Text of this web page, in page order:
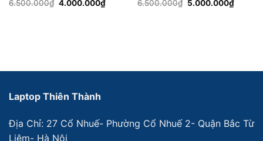
6.500.000₫ Giá
4.000.000₫Giá
hiện
6.500.000₫ Giá
5.000.000₫Giá
hiện
Laptop Thiên Thành
Địa Chỉ: 27 Cổ Nhuế- Phường Cổ Nhuế 2- Quận Bắc Từ
Liêm- Hà Nội